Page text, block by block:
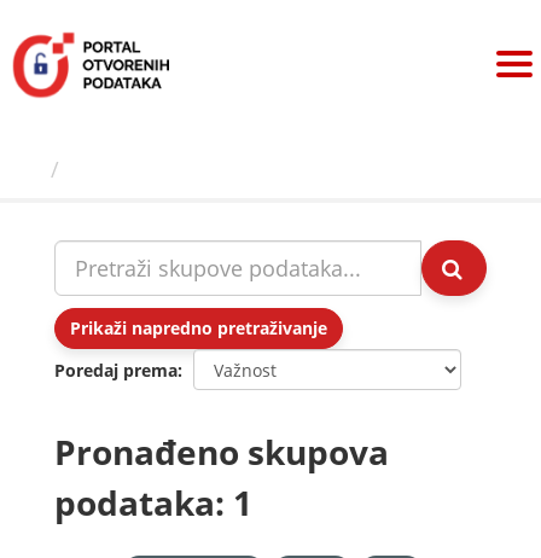
sadržaj
Prikaži napredno pretraživanje
Poredaj prema
Pronađeno skupova
podataka: 1